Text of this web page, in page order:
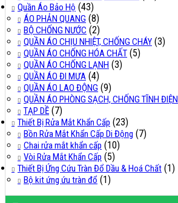
Quần Áo Bảo Hộ (43)
ÁO PHẢN QUANG (8)
BỘ CHỐNG NƯỚC (2)
QUẦN ÁO CHỊU NHIỆT, CHỐNG CHÁY (3)
QUẦN ÁO CHỐNG HÓA CHẤT (5)
QUẦN ÁO CHỐNG LẠNH (3)
QUẦN ÁO ĐI MƯA (4)
QUẦN ÁO LAO ĐỘNG (9)
QUẦN ÁO PHÒNG SẠCH, CHỐNG TĨNH ĐIỆN
TẠP DỀ (7)
Thiết Bị Rửa Mắt Khẩn Cấp (23)
Bồn Rửa Mắt Khẩn Cấp Di Động (7)
Chai rửa mắt khẩn cấp (10)
Vòi Rửa Mắt Khẩn Cấp (5)
Thiết Bị Ứng Cứu Tràn Đổ Dầu & Hoá Chất (1)
Bộ kit ứng ứu tràn đổ (1)